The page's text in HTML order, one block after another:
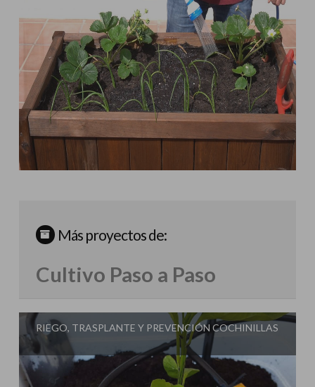
Más proyectos de:
Cultivo Paso a Paso
RIEGO, TRASPLANTE Y PREVENCIÓN COCHINILLAS